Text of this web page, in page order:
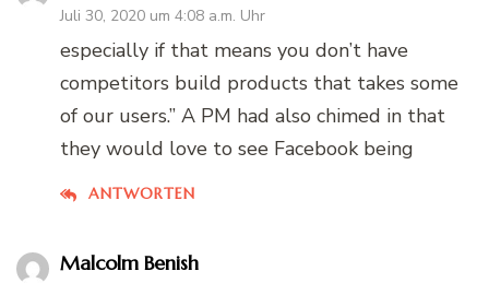
Juli 30, 2020 um 4:08 a.m. Uhr
ANTWORTEN
especially if that means you don’t have
competitors build products that takes some
of our users.” A PM had also chimed in that
they would love to see Facebook being
Malcolm Benish